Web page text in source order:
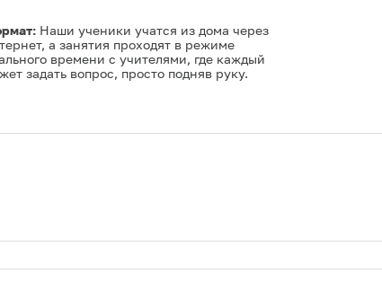
Наши ученики учатся из дома через
а занятия проходят в режиме
времени с учителями, где каждый
задать вопрос, просто подняв руку.